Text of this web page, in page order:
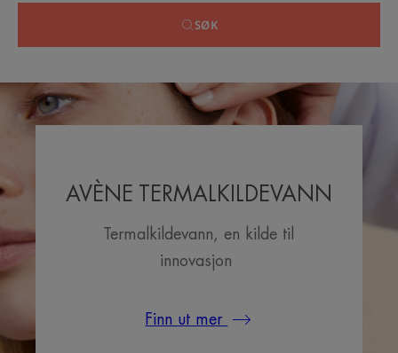
SØK
AVÈNE TERMALKILDEVANN
Termalkildevann, en kilde til
innovasjon
Finn ut mer